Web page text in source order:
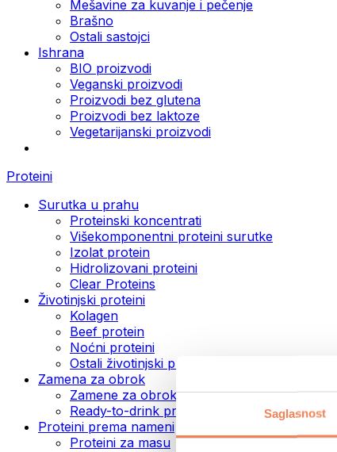
Saglasnost
Mešavine za kuvanje i pečenje
Brašno
Ostali sastojci
Ishrana
BIO proizvodi
Veganski proizvodi
Proizvodi bez glutena
Proizvodi bez laktoze
Vegetarijanski proizvodi
Proteini
Surutka u prahu
Proteinski koncentrati
Višekomponentni proteini surutke
Izolat protein
Hidrolizovani proteini
Clear Proteins
Životinjski proteini
Kolagen
Beef protein
Noćni proteini
Ostali životinjski proteini
Zamena za obrok
Zamene za obrok u prahu
Ready-to-drink proteinski napici
Proteini prema nameni
Proteini za masu